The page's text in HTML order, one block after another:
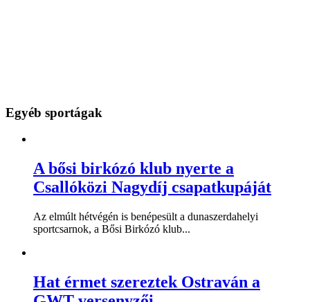
Egyéb sportágak
A bősi birkózó klub nyerte a
Csallóközi Nagydíj csapatkupáját
Az elmúlt hétvégén is benépesült a dunaszerdahelyi
sportcsarnok, a Bősi Birkózó klub...
Hat érmet szereztek Ostraván a